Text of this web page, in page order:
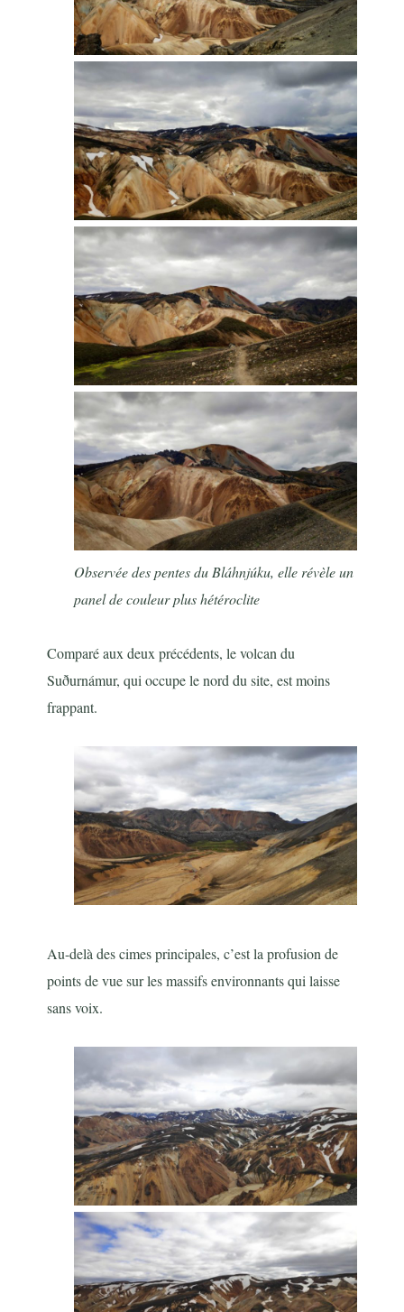
Observée des pentes du Bláhnjúku, elle révèle un
panel de couleur plus hétéroclite
Comparé aux deux précédents, le volcan du
Suðurnámur, qui occupe le nord du site, est moins
frappant.
Au-delà des cimes principales, c’est la profusion de
points de vue sur les massifs environnants qui laisse
sans voix.